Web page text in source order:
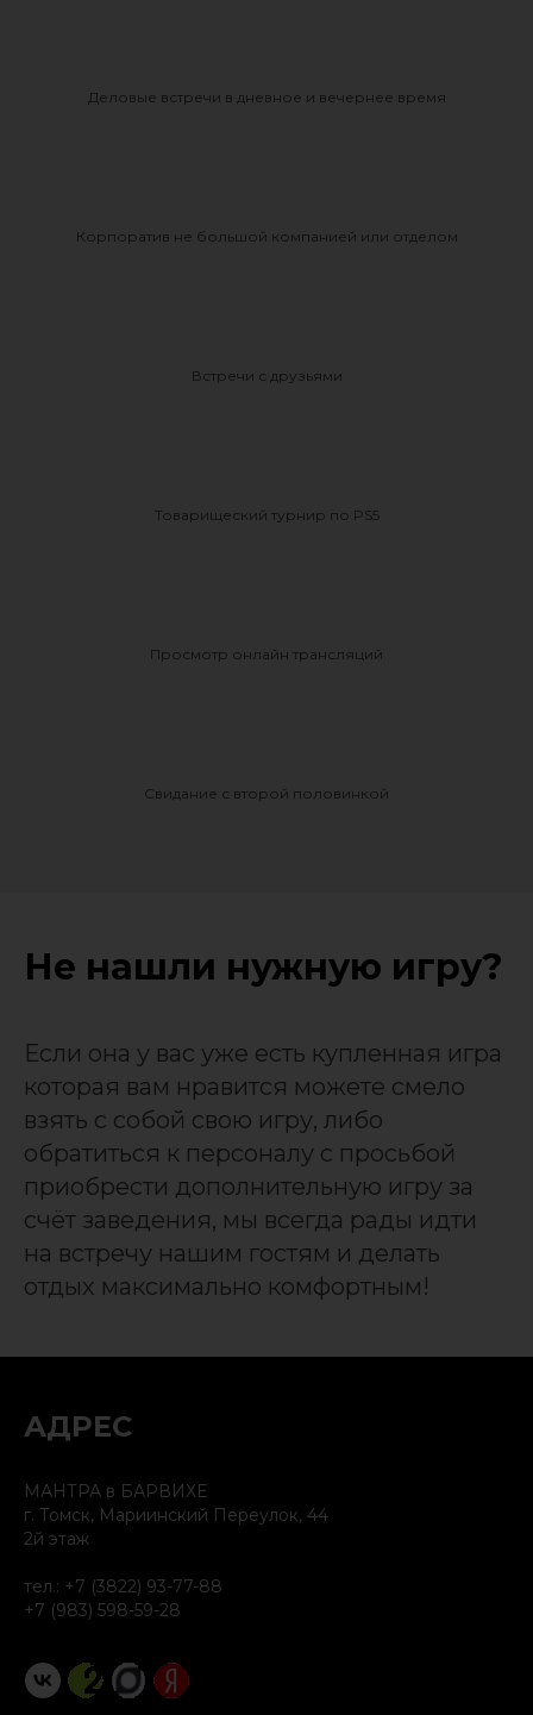
Деловые встречи в дневное и вечернее время
Корпоратив не большой компанией или отделом
Встречи с друзьями
Товарищеский турнир по PS5
Просмотр онлайн трансляций
Свидание с второй половинкой
Не нашли нужную игру?
Если она у вас уже есть купленная игра
которая вам нравится можете смело
взять с собой свою игру, либо
обратиться к персоналу с просьбой
приобрести дополнительную игру за
счёт заведения, мы всегда рады идти
на встречу нашим гостям и делать
отдых максимально комфортным!
АДРЕС
МАНТРА в БАРВИХЕ
г. Томск, Мариинский Переулок, 44​
2й этаж
тел.: +7 (3822) 93-77-88
+7 (983) 598-59-28